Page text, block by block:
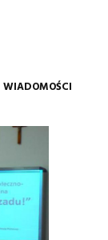
WIADOMOŚCI